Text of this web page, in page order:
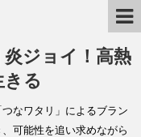
ジョイ！高熱
る
なワタリ」によるブラン
可能性を追い求めながら